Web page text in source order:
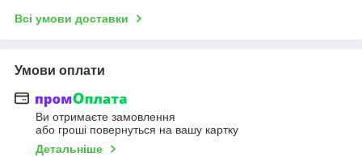
Всі умови доставки
Умови оплати
Ви отримаєте замовлення
або гроші повернуться на вашу картку
Детальніше